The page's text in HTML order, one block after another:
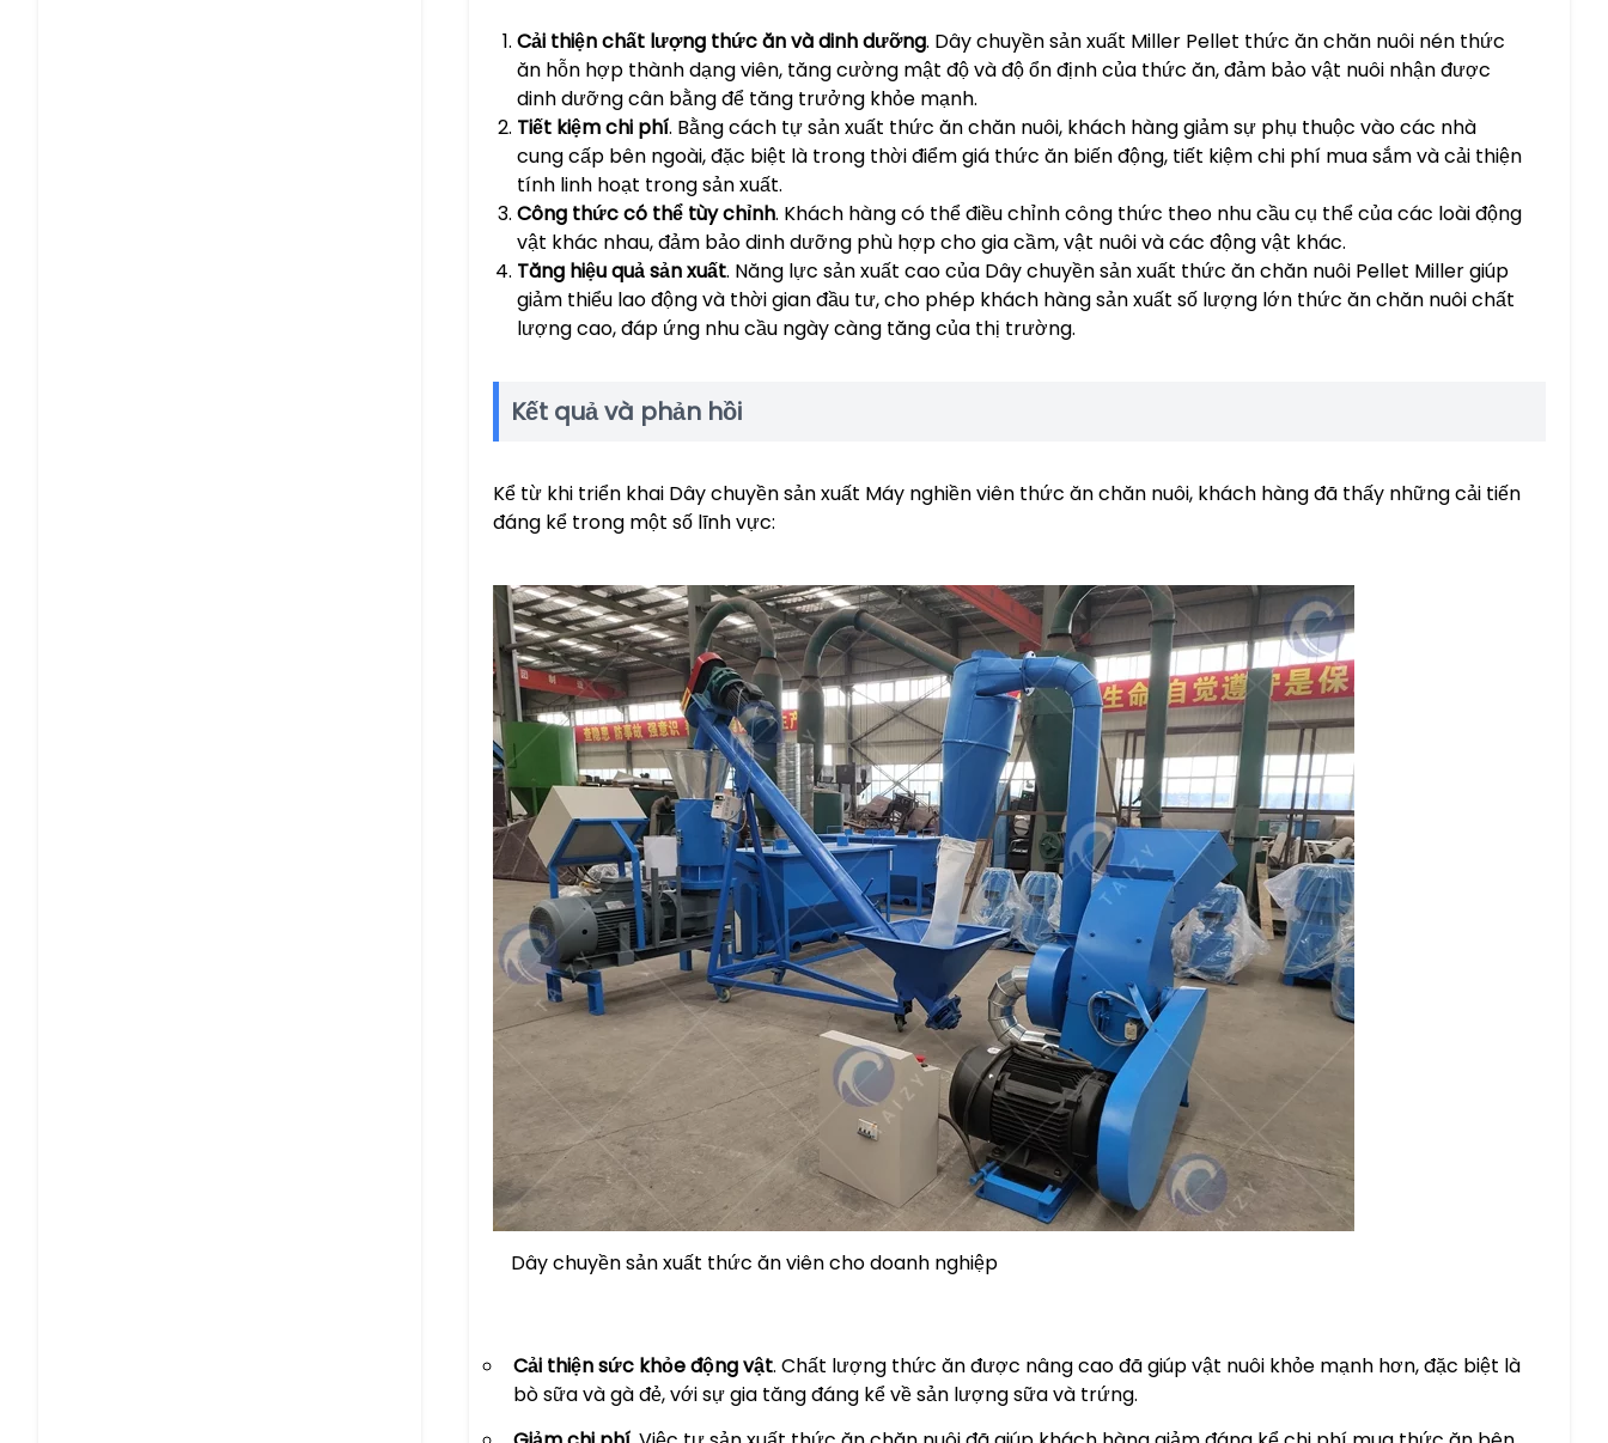
Cải thiện chất lượng thức ăn và dinh dưỡng. Dây chuyền sản xuất Miller Pellet thức ăn chăn nuôi nén thức
ăn hỗn hợp thành dạng viên, tăng cường mật độ và độ ổn định của thức ăn, đảm bảo vật nuôi nhận được
dinh dưỡng cân bằng để tăng trưởng khỏe mạnh.
Tiết kiệm chi phí. Bằng cách tự sản xuất thức ăn chăn nuôi, khách hàng giảm sự phụ thuộc vào các nhà
cung cấp bên ngoài, đặc biệt là trong thời điểm giá thức ăn biến động, tiết kiệm chi phí mua sắm và cải thiện
tính linh hoạt trong sản xuất.
Công thức có thể tùy chỉnh. Khách hàng có thể điều chỉnh công thức theo nhu cầu cụ thể của các loài động
vật khác nhau, đảm bảo dinh dưỡng phù hợp cho gia cầm, vật nuôi và các động vật khác.
Tăng hiệu quả sản xuất. Năng lực sản xuất cao của Dây chuyền sản xuất thức ăn chăn nuôi Pellet Miller giúp
giảm thiểu lao động và thời gian đầu tư, cho phép khách hàng sản xuất số lượng lớn thức ăn chăn nuôi chất
lượng cao, đáp ứng nhu cầu ngày càng tăng của thị trường.
Kết quả và phản hồi
Kể từ khi triển khai Dây chuyền sản xuất Máy nghiền viên thức ăn chăn nuôi, khách hàng đã thấy những cải tiến
đáng kể trong một số lĩnh vực:
Dây chuyền sản xuất thức ăn viên cho doanh nghiệp
Cải thiện sức khỏe động vật. Chất lượng thức ăn được nâng cao đã giúp vật nuôi khỏe mạnh hơn, đặc biệt là
bò sữa và gà đẻ, với sự gia tăng đáng kể về sản lượng sữa và trứng.